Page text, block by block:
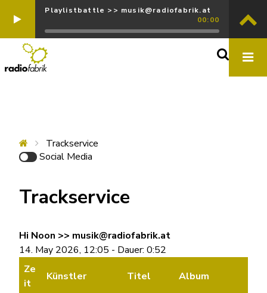
Playlistbattle >> musik@radiofabrik.at
00:00
Trackservice
Social Media
Trackservice
Hi Noon >> musik@radiofabrik.at
14. May 2026, 12:05 - Dauer: 0:52
Ze
it
Künstler Titel Album